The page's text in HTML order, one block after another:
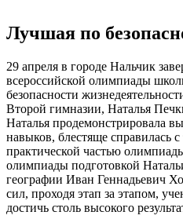
Лучшая по
29 апреля в городе Нальчик
всероссийской олимпиады
безопасности
Второй гимназии, Наталья
Наталья продемонстрировала
навыков, блестяще справилась с
практической частью
олимпиады подготовкой
географии Иван Геннадьевич
сил, проходя этап за этапом,
достичь столь высокого